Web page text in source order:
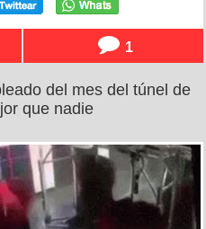
1
del mes del túnel de
que nadie